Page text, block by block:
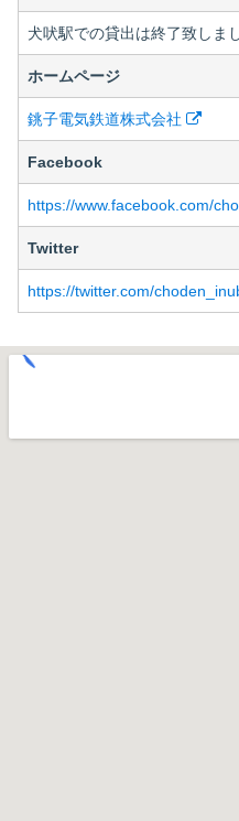
犬吠駅での貸出は終了致しまし
ホームページ
銚子電気鉄道株式会社
Facebook
https://www.facebook.com/
Twitter
https://twitter.com/